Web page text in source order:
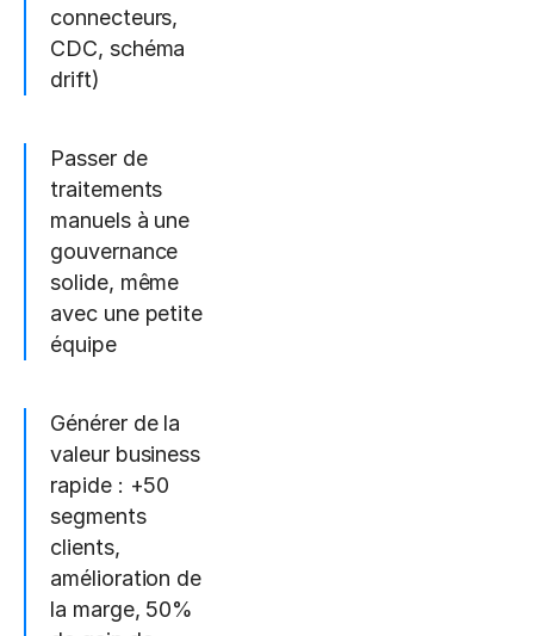
connecteurs,
CDC, schéma
drift)
Passer de
traitements
manuels à une
gouvernance
solide, même
avec une petite
équipe
Générer de la
valeur business
rapide : +50
segments
clients,
amélioration de
la marge, 50%